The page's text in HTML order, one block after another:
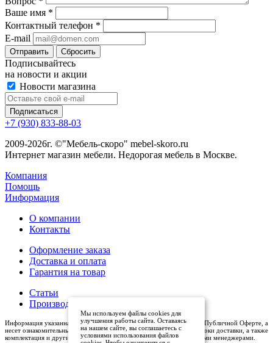
Ваше имя *
Контактный телефон *
E-mail
Сбросить
Подписывайтесь
на новости и акции
Новости магазина
+7 (930) 833-88-03
2009-2026г. ©"Мебель-скоро" mebel-skoro.ru
Интернет магазин мебели. Недорогая мебель в Москве.
Компания
Помощь
Информация
О компании
Контакты
Оформление заказа
Доставка и оплата
Гарантия на товар
Статьи
Производители
Информация указанная на сайте (описания и цены), не относится к Публичной Оферте, а
несет ознакомительный характер. Окончательная цена, условия и сроки доставки, а также
комплектация и другие характеристики товаров - уточняются нашими менеджерами.
Мы используем файлы cookies для
улучшения работы сайта. Оставаясь
на нашем сайте, вы соглашаетесь с
условиями использования файлов